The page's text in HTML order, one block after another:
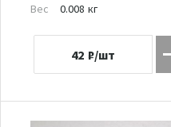
Вес
0.008 кг
42 ₽/шт